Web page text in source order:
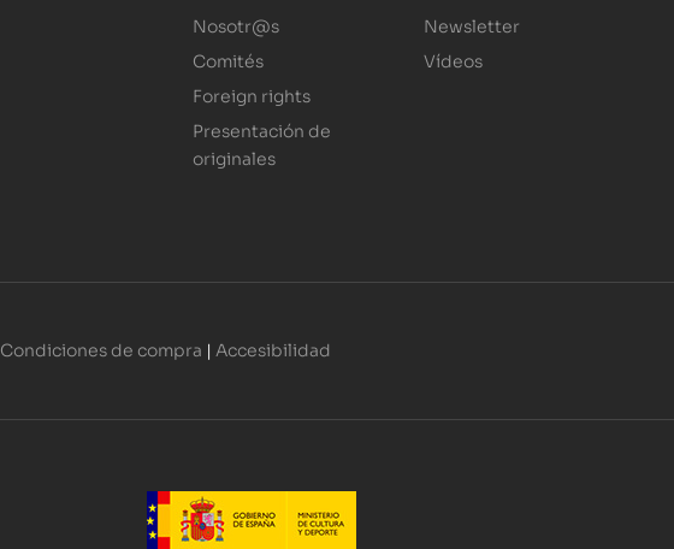
Nosotr@s
Comités
Foreign rights
Presentación de
originales
Newsletter
Vídeos
Condiciones de compra | Accesibilidad